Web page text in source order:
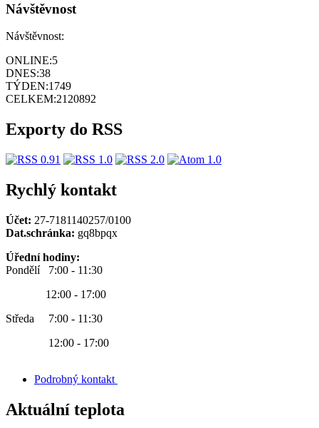
Návštěvnost
Návštěvnost:
ONLINE:5
DNES:38
TÝDEN:1749
CELKEM:2120892
Exporty do RSS
Rychlý kontakt
Účet: 27-7181140257/0100
Dat.schránka: gq8bpqx
Úřední hodiny:
Pondělí 7:00 - 11:30
12:00 - 17:00
Středa 7:00 - 11:30
12:00 - 17:00
Podrobný kontakt
Aktuální teplota